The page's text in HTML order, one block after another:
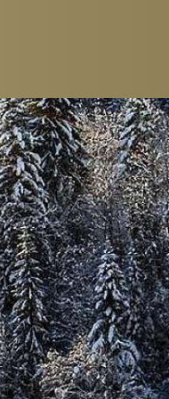
RESTAURANTS
FRÜHSTÜCK
GOURMET-
BAR & LOUNGE
CIGAR LOUNGE
WEINKELLER